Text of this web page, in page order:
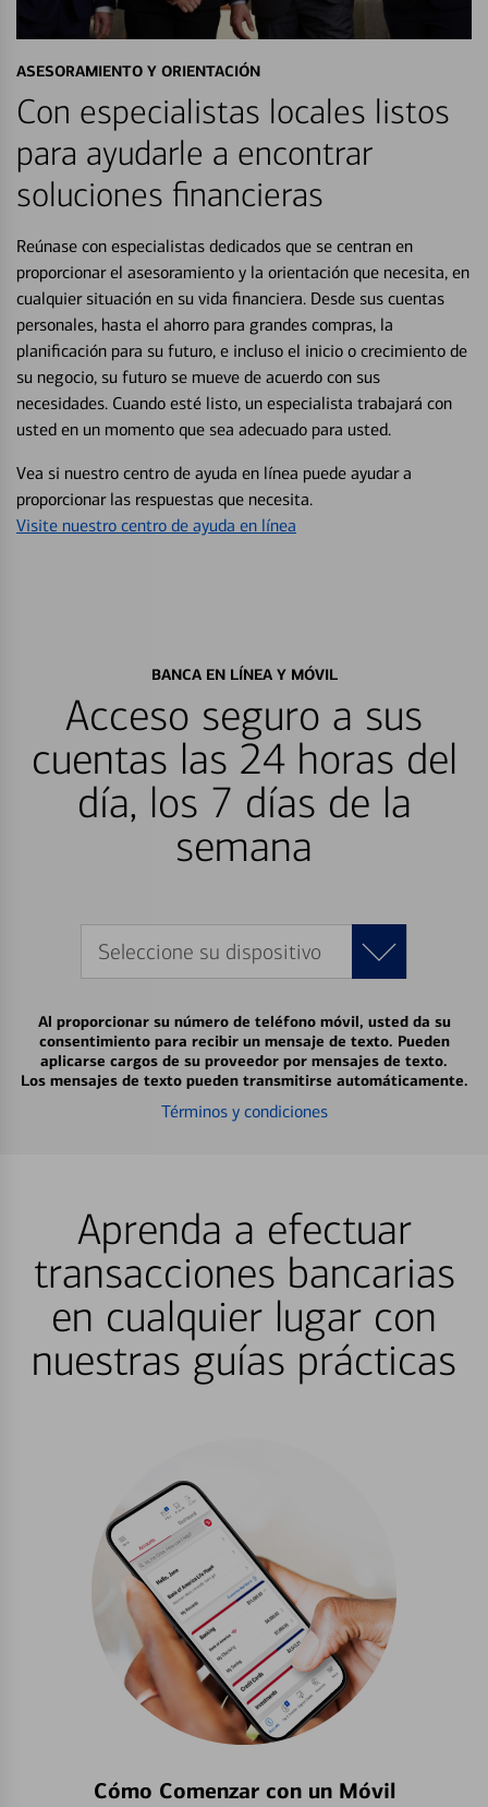
ASESORAMIENTO Y ORIENTACIÓN
Con especialistas locales listos
para ayudarle a encontrar
soluciones financieras
Reúnase con especialistas dedicados que se centran en
proporcionar el asesoramiento y la orientación que necesita, en
cualquier situación en su vida financiera. Desde sus cuentas
personales, hasta el ahorro para grandes compras, la
planificación para su futuro, e incluso el inicio o crecimiento de
su negocio, su futuro se mueve de acuerdo con sus
necesidades. Cuando esté listo, un especialista trabajará con
usted en un momento que sea adecuado para usted.
Vea si nuestro centro de ayuda en línea puede ayudar a
proporcionar las respuestas que necesita.
Visite nuestro centro de ayuda en línea
BANCA EN LÍNEA Y MÓVIL
Acceso seguro a sus
cuentas las 24 horas del
día, los 7 días de la
semana
Seleccione su dispositivo
Al proporcionar su número de teléfono móvil, usted da su
consentimiento para recibir un mensaje de texto. Pueden
aplicarse cargos de su proveedor por mensajes de texto.
Los mensajes de texto pueden transmitirse automáticamente.
Términos y condiciones
Aprenda a efectuar
transacciones bancarias
en cualquier lugar con
nuestras guías prácticas
Cómo Comenzar con un Móvil